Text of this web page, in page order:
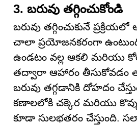
3. బరువు తగ్గించుకోండి
బరువు తగ్గించుకునే
చాలా ప్రయోజనకరంగా
ఉండటం వల్ల ఆకలి మరియు
తద్వారా ఆహారం తీసుకోవడం
బరువు తగ్గడానికి దోహదం
కణాలలోకి చక్కెర మరియు
కూడా సులభతరం చేస్తుంది.